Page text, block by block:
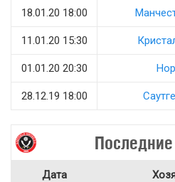
18.01.20 18:00
11.01.20 15:30
01.01.20 20:30
28.12.19 18:00
Дата